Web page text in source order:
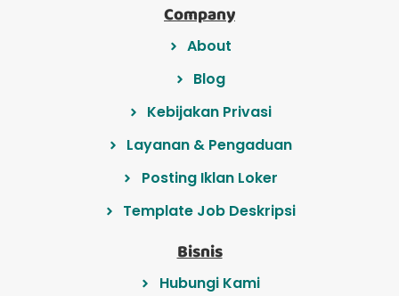
Company
About
Blog
Kebijakan Privasi
Layanan & Pengaduan
Posting Iklan Loker
Template Job Deskripsi
Bisnis
Hubungi Kami